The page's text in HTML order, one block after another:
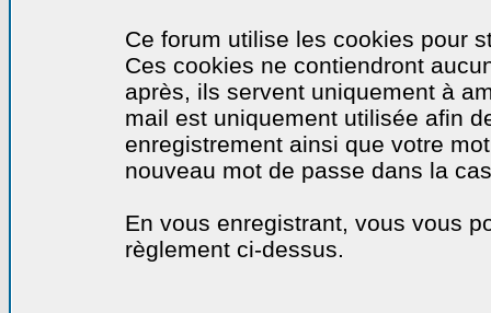
Ce forum utilise les cookies pour
Ces cookies ne contiendront
après, ils servent uniquement à
mail est uniquement utilisée afin
enregistrement ainsi que votre
nouveau mot de passe dans la
En vous enregistrant, vous vous
règlement ci-dessus.